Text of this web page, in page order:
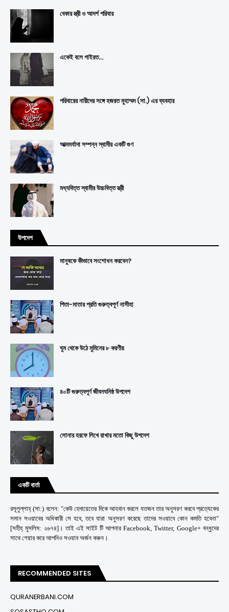
বেকার স্ত্রী ও আদর্শ পরিবার
একেই বলে গাইরত...
পরিবারের নারীদের সঙ্গে হজরত মুহাম্মদ (সা.) এর ব্যবহার
আত্মমর্যাদা সম্পন্ন স্বামীর একটি গুণ
মধ্যবিত্ত স্বামীর উচ্চবিত্ত স্ত্রী
উপদেশ
মানুষকে কীভাবে সংশোধন করবেন?
পিতা-মাতার প্রতি গুরুত্বপূর্ণ নাসীহা
ঘুম থেকে উঠে মুমিনের ৮ করণীয়
৪০টি গুরুত্বপূর্ণ জীবনঘনিষ্ঠ উপদেশ
সোনার হরফে লিখে রাখার মতো কিছু উপদেশ
একটি বার্তা
রসূলুল্লাহ্ (সা:) বলেন: "কেউ হেদায়েতের দিকে আহবান করলে যতজন তার অনুসরণ করবে প্রত্যেকের
সমান সওয়াবের অধিকারী সে হবে, তবে যারা অনুসরণ করেছে তাদের সওয়াবে কোন কমতি হবেনা"
[সহীহ্ মুসলিম: ২৬৭৪]। তাই এই সাইট টি আপনার Facebook, Twitter, Google+ বন্ধুদের
সাথে শেয়ার করে আপনিও সওয়াব অর্জন করুন।
RECOMMENDED SITES
QURANERBANI.COM